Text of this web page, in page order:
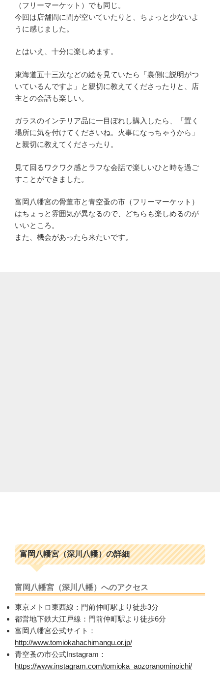
（フリーマーケット）でも同じ。
今回は店舗間に間が空いていたりと、ちょっと少ないよ
うに感じました。
とはいえ、十分に楽しめます。
東海道五十三次などの絵を見ていたら「裏側に説明がつ
いているんですよ」と親切に教えてくださったりと、店
主との会話も楽しい。
ガラスのインテリア品に一目ぼれし購入したら、「置く
場所に気を付けてくださいね。火事になっちゃうから」
と親切に教えてくださったり。
見て回るワクワク感とラフな会話で楽しいひと時を過ご
すことができました。
富岡八幡宮の骨董市と青空蚤の市（フリーマーケット）
はちょっと雰囲気が異なるので、どちらも楽しめるのが
いいところ。
また、機会があったら来たいです。
富岡八幡宮（深川八幡）の詳細
富岡八幡宮（深川八幡）へのアクセス
東京メトロ東西線：門前仲町駅より徒歩3分
都営地下鉄大江戸線：門前仲町駅より徒歩6分
富岡八幡宮公式サイト：
http://www.tomiokahachimangu.or.jp/
青空蚤の市公式Instagram：
https://www.instagram.com/tomioka_aozoranominoichi/